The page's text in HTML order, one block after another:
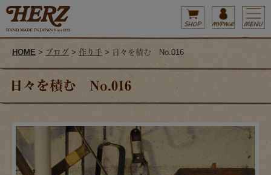
HOME > ブログ > 作り手 > 日々を積む No.016
日々を積む No.016